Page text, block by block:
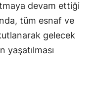
devam ettiği
tüm esnaf ve
gelecek
yaşatılması